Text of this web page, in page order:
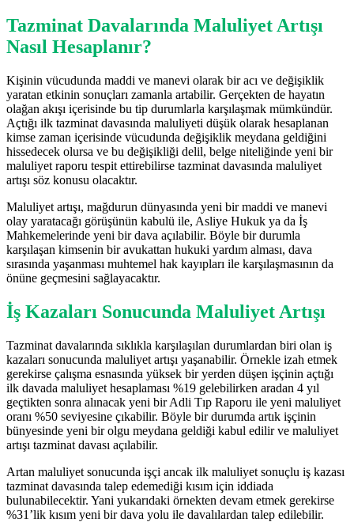
Tazminat Davalarında Maluliyet Artışı
Nasıl Hesaplanır?
Kişinin vücudunda maddi ve manevi olarak bir acı ve değişiklik
yaratan etkinin sonuçları zamanla artabilir. Gerçekten de hayatın
olağan akışı içerisinde bu tip durumlarla karşılaşmak mümkündür.
Açtığı ilk tazminat davasında maluliyeti düşük olarak hesaplanan
kimse zaman içerisinde vücudunda değişiklik meydana geldiğini
hissedecek olursa ve bu değişikliği delil, belge niteliğinde yeni bir
maluliyet raporu tespit ettirebilirse tazminat davasında maluliyet
artışı söz konusu olacaktır.
Maluliyet artışı, mağdurun dünyasında yeni bir maddi ve manevi
olay yaratacağı görüşünün kabulü ile, Asliye Hukuk ya da İş
Mahkemelerinde yeni bir dava açılabilir. Böyle bir durumla
karşılaşan kimsenin bir avukattan hukuki yardım alması, dava
sırasında yaşanması muhtemel hak kayıpları ile karşılaşmasının da
önüne geçmesini sağlayacaktır.
İş Kazaları Sonucunda Maluliyet Artışı
Tazminat davalarında sıklıkla karşılaşılan durumlardan biri olan iş
kazaları sonucunda maluliyet artışı yaşanabilir. Örnekle izah etmek
gerekirse çalışma esnasında yüksek bir yerden düşen işçinin açtığı
ilk davada maluliyet hesaplaması %19 gelebilirken aradan 4 yıl
geçtikten sonra alınacak yeni bir Adli Tıp Raporu ile yeni maluliyet
oranı %50 seviyesine çıkabilir. Böyle bir durumda artık işçinin
bünyesinde yeni bir olgu meydana geldiği kabul edilir ve maluliyet
artışı tazminat davası açılabilir.
Artan maluliyet sonucunda işçi ancak ilk maluliyet sonuçlu iş kazası
tazminat davasında talep edemediği kısım için iddiada
bulunabilecektir. Yani yukarıdaki örnekten devam etmek gerekirse
%31’lik kısım yeni bir dava yolu ile davalılardan talep edilebilir.